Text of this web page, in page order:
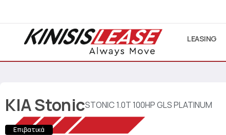
LEASING
KIAStonicSTONIC 1.0T 100HP GLS PLATINUM
Επιβατικά